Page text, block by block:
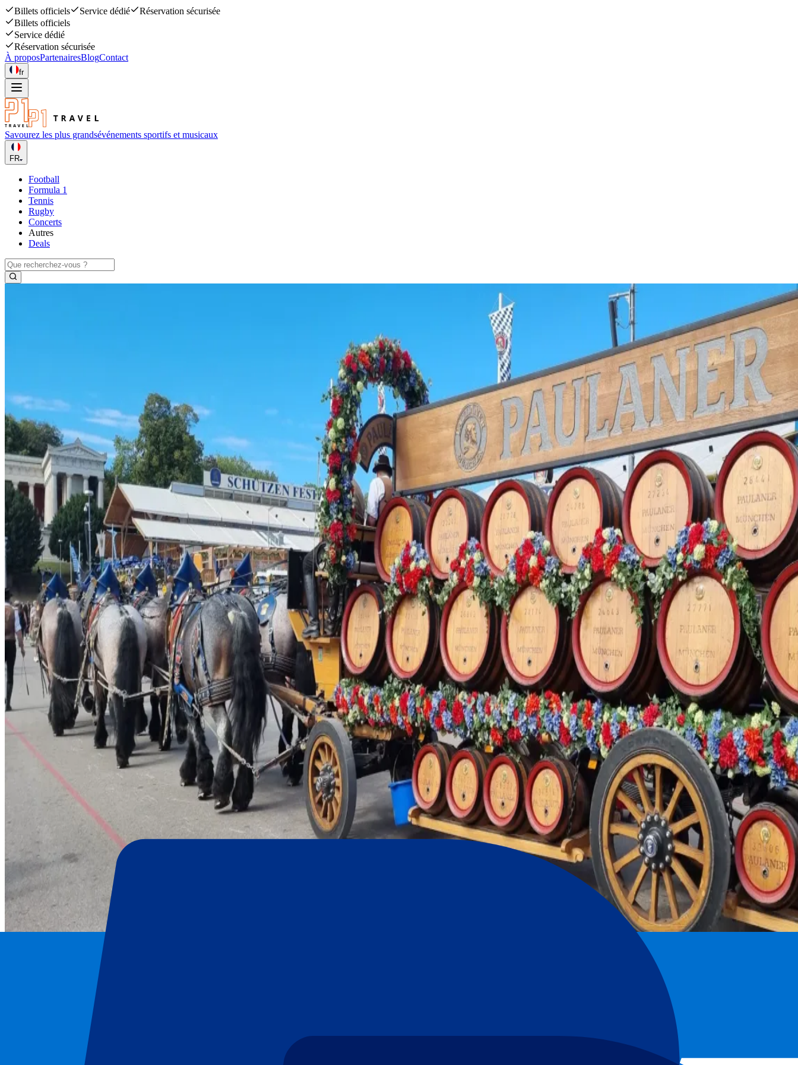
Billets officiels Service dédié
Réservation sécurisée
Billets officiels
Service dédié
Réservation sécurisée
À proposPartenairesBlogContact
fr
Savourez les plus grandsévénements sportifs et musicaux
FR
Football
Formula 1
Tennis
Rugby
Concerts
Autres
Deals
Jour 2: Oktoberfest München – 1er dimanche
Oktoberfest München